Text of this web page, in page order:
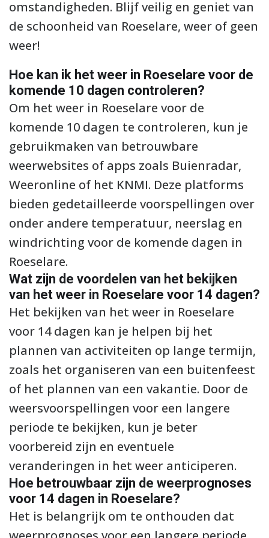
omstandigheden. Blijf veilig en geniet van
de schoonheid van Roeselare, weer of geen
weer!
Hoe kan ik het weer in Roeselare voor de
komende 10 dagen controleren?
Om het weer in Roeselare voor de
komende 10 dagen te controleren, kun je
gebruikmaken van betrouwbare
weerwebsites of apps zoals Buienradar,
Weeronline of het KNMI. Deze platforms
bieden gedetailleerde voorspellingen over
onder andere temperatuur, neerslag en
windrichting voor de komende dagen in
Roeselare.
Wat zijn de voordelen van het bekijken
van het weer in Roeselare voor 14 dagen?
Het bekijken van het weer in Roeselare
voor 14 dagen kan je helpen bij het
plannen van activiteiten op lange termijn,
zoals het organiseren van een buitenfeest
of het plannen van een vakantie. Door de
weersvoorspellingen voor een langere
periode te bekijken, kun je beter
voorbereid zijn en eventuele
veranderingen in het weer anticiperen.
Hoe betrouwbaar zijn de weerprognoses
voor 14 dagen in Roeselare?
Het is belangrijk om te onthouden dat